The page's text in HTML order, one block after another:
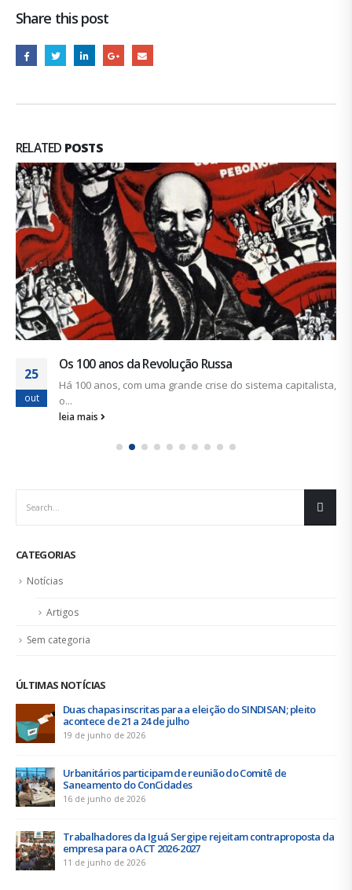
Share this post
RELATED POSTS
25
out
Os 100 anos da Revolução Russa
Há 100 anos, com uma grande crise do sistema capitalista,
o...
leia mais
CATEGORIAS
Notícias
Artigos
Sem categoria
ÚLTIMAS NOTÍCIAS
Duas chapas inscritas para a eleição do SINDISAN; pleito
acontece de 21 a 24 de julho
19 de junho de 2026
Urbanitários participam de reunião do Comitê de
Saneamento do ConCidades
16 de junho de 2026
Trabalhadores da Iguá Sergipe rejeitam contraproposta da
empresa para o ACT 2026-2027
11 de junho de 2026